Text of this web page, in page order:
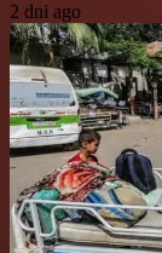
2 dni ago